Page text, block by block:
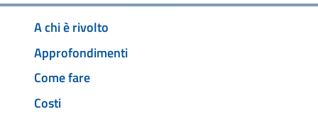
A chi è rivolto
Approfondimenti
Come fare
Costi